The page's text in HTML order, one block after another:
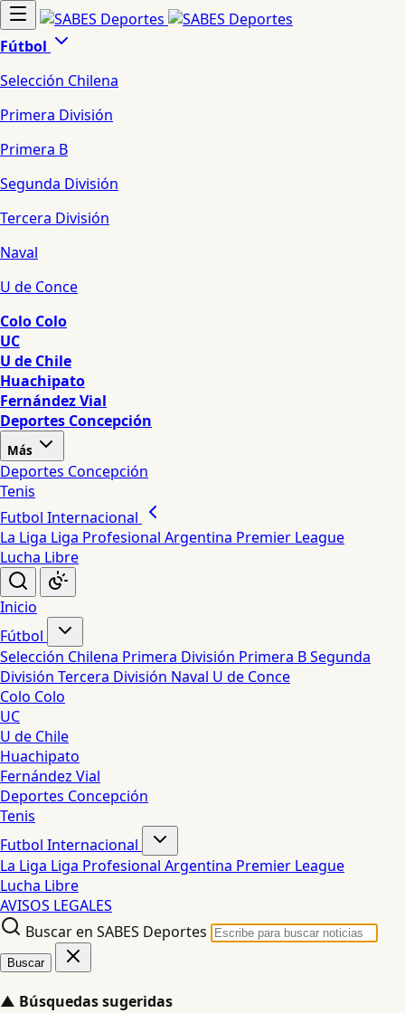
Fútbol
Selección Chilena
Primera División
Primera B
Segunda División
Tercera División
Naval
U de Conce
Colo Colo
UC
U de Chile
Huachipato
Fernández Vial
Deportes Concepción
Más
Deportes Concepción
Tenis
Futbol Internacional
La Liga Liga Profesional Argentina Premier League
Lucha Libre
Inicio
Fútbol
Selección Chilena Primera División Primera BSegunda
División Tercera División Naval U de Conce
Colo Colo
UC
U de Chile
Huachipato
Fernández Vial
Deportes Concepción
Tenis
Futbol Internacional
La Liga Liga Profesional Argentina Premier League
Lucha Libre
AVISOS LEGALES
Buscar en SABES Deportes
Buscar
▲ Búsquedas sugeridas